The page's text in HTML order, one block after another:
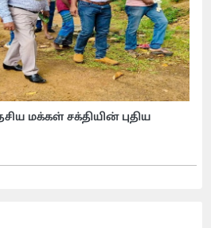
மக்கள் சக்தியின் புதிய